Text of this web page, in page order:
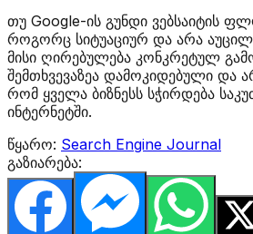
თუ Google-ის გუნდი ვებსაიტის
როგორც სიტუაციურ და არა
მისი ღირებულება კონკრეტულ
შემთხვევაზეა დამოკიდებული და
რომ ყველა ბიზნესს სჭირდება
ინტერნეტში.
წყარო: Search Engine Journal
გაზიარება: